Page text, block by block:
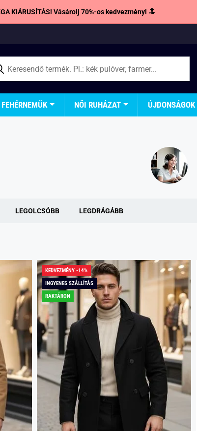
KIÁRUSÍTÁS! Vásárolj 70%-os kedvezményl 🔝
NŐI RUHÁZAT ÚJDONSÁGOK
LEGOLCSÓBB LEGDRÁGÁBB
KEDVEZMÉNY -14%
INGYENES SZÁLLÍTÁS
RAKTÁRON